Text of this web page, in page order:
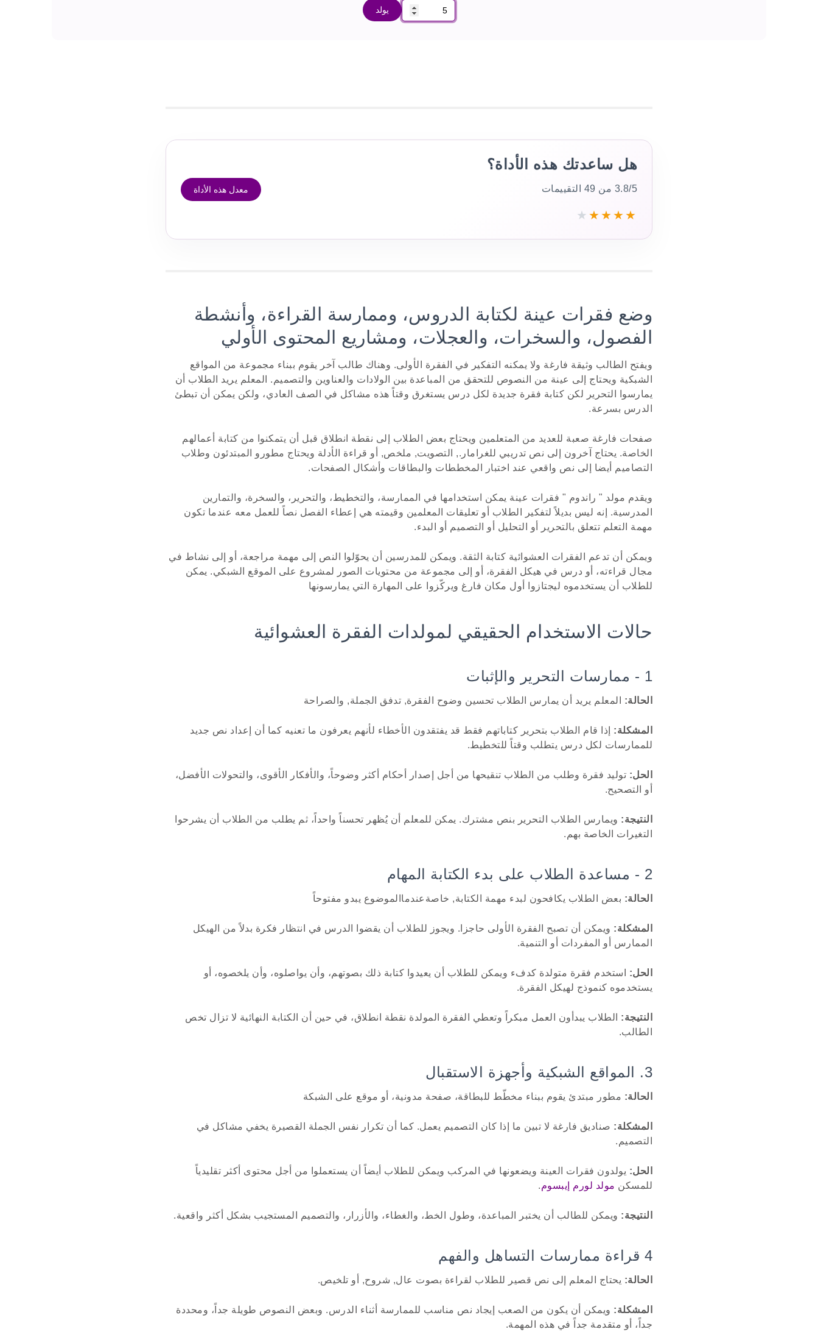
يولد
هل ساعدتك هذه الأداة؟
3.8/5 من 49 التقييمات
★
★
★
★
★
معدل هذه الأداة
وضع فقرات عينة لكتابة الدروس، وممارسة القراءة، وأنشطة
الفصول، والسخرات، والعجلات، ومشاريع المحتوى الأولي
ويفتح الطالب وثيقة فارغة ولا يمكنه التفكير في الفقرة الأولى. وهناك طالب آخر يقوم ببناء مجموعة من المواقع
الشبكية ويحتاج إلى عينة من النصوص للتحقق من المباعدة بين الولادات والعناوين والتصميم. المعلم يريد الطلاب أن
يمارسوا التحرير لكن كتابة فقرة جديدة لكل درس يستغرق وقتاً هذه مشاكل في الصف العادي، ولكن يمكن أن تبطئ
الدرس بسرعة.
صفحات فارغة صعبة للعديد من المتعلمين ويحتاج بعض الطلاب إلى نقطة انطلاق قبل أن يتمكنوا من كتابة أعمالهم
الخاصة. يحتاج آخرون إلى نص تدريبي للغرامار., التصويت, ملخص, أو قراءة الأدلة ويحتاج مطورو المبتدئون وطلاب
التصاميم أيضا إلى نص واقعي عند اختبار المخططات والبطاقات وأشكال الصفحات.
ويقدم مولد " راندوم " فقرات عينة يمكن استخدامها في الممارسة، والتخطيط، والتحرير، والسخرة، والتمارين
المدرسية. إنه ليس بديلاً لتفكير الطلاب أو تعليقات المعلمين وقيمته هي إعطاء الفصل نصاً للعمل معه عندما تكون
مهمة التعلم تتعلق بالتحرير أو التحليل أو التصميم أو البدء.
ويمكن أن تدعم الفقرات العشوائية كتابة الثقة. ويمكن للمدرسين أن يحوّلوا النص إلى مهمة مراجعة، أو إلى نشاط في
مجال قراءته، أو درس في هيكل الفقرة، أو إلى مجموعة من محتويات الصور لمشروع على الموقع الشبكي. يمكن
للطلاب أن يستخدموه ليجتازوا أول مكان فارغ ويركّزوا على المهارة التي يمارسونها
حالات الاستخدام الحقيقي لمولدات الفقرة العشوائية
1 - ممارسات التحرير والإثبات
الحالة: المعلم يريد أن يمارس الطلاب تحسين وضوح الفقرة, تدفق الجملة, والصراحة
المشكلة: إذا قام الطلاب بتحرير كتاباتهم فقط قد يفتقدون الأخطاء لأنهم يعرفون ما تعنيه كما أن إعداد نص جديد
للممارسات لكل درس يتطلب وقتاً للتخطيط.
الحل: توليد فقرة وطلب من الطلاب تنقيحها من أجل إصدار أحكام أكثر وضوحاً، والأفكار الأقوى، والتحولات الأفضل،
أو التصحيح.
النتيجة: ويمارس الطلاب التحرير بنص مشترك. يمكن للمعلم أن يُظهر تحسناً واحداً، ثم يطلب من الطلاب أن يشرحوا
التغيرات الخاصة بهم.
2 - مساعدة الطلاب على بدء الكتابة المهام
الحالة: بعض الطلاب يكافحون لبدء مهمة الكتابة, خاصةعندماالموضوع يبدو مفتوحاً
المشكلة: ويمكن أن تصبح الفقرة الأولى حاجزا. ويجوز للطلاب أن يقضوا الدرس في انتظار فكرة بدلاً من الهيكل
الممارس أو المفردات أو التنمية.
الحل: استخدم فقرة متولدة كدفء ويمكن للطلاب أن يعيدوا كتابة ذلك بصوتهم، وأن يواصلوه، وأن يلخصوه، أو
يستخدموه كنموذج لهيكل الفقرة.
النتيجة: الطلاب يبدأون العمل مبكراً وتعطي الفقرة المولدة نقطة انطلاق، في حين أن الكتابة النهائية لا تزال تخص
الطالب.
3. المواقع الشبكية وأجهزة الاستقبال
الحالة: مطور مبتدئ يقوم ببناء مخطّط للبطاقة، صفحة مدونية، أو موقع على الشبكة
المشكلة: صناديق فارغة لا تبين ما إذا كان التصميم يعمل. كما أن تكرار نفس الجملة القصيرة يخفي مشاكل في
التصميم.
الحل: يولدون فقرات العينة ويضعونها في المركب ويمكن للطلاب أيضاً أن يستعملوا من أجل محتوى أكثر تقليدياً
للمسكن مولد لورم إيبسوم.
النتيجة: ويمكن للطالب أن يختبر المباعدة، وطول الخط، والغطاء، والأزرار، والتصميم المستجيب بشكل أكثر واقعية.
4 قراءة ممارسات التساهل والفهم
الحالة: يحتاج المعلم إلى نص قصير للطلاب لقراءة بصوت عال, شروح, أو تلخيص.
المشكلة: ويمكن أن يكون من الصعب إيجاد نص مناسب للممارسة أثناء الدرس. وبعض النصوص طويلة جداً، ومحددة
جداً، أو متقدمة جداً في هذه المهمة.